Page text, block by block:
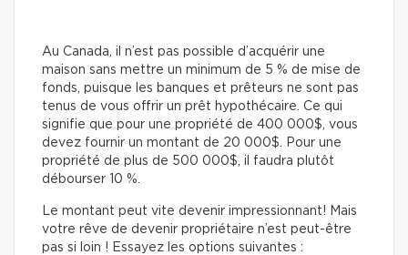
Au Canada, il n’est pas possible d’acquérir une
maison sans mettre un minimum de 5 % de mise de
fonds, puisque les banques et prêteurs ne sont pas
tenus de vous offrir un prêt hypothécaire. Ce qui
signifie que pour une propriété de 400 000$, vous
devez fournir un montant de 20 000$. Pour une
propriété de plus de 500 000$, il faudra plutôt
débourser 10 %.
Le montant peut vite devenir impressionnant! Mais
votre rêve de devenir propriétaire n’est peut-être
pas si loin ! Essayez les options suivantes :